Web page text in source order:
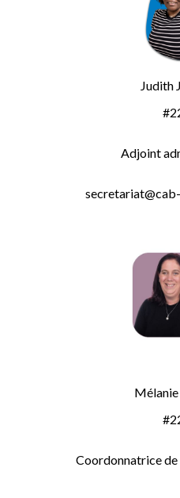
Judith
Adjoint
Coordonnatrice